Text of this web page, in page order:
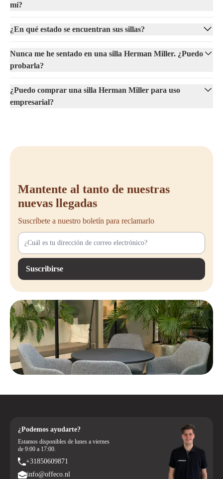
mí?
¿En qué estado se encuentran sus sillas?
Nunca me he sentado en una silla Herman Miller. ¿Puedo
probarla?
¿Puedo comprar una silla Herman Miller para uso
empresarial?
Mantente al tanto de nuestras
nuevas llegadas
Suscríbete a nuestro boletín para reclamarlo
Suscribirse
¿Podemos ayudarte?
Estamos disponibles de lunes a viernes
de 9:00 a 17:00.
+31850609871
info@offeco.nl